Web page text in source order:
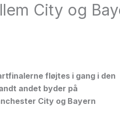
City og
fløjtes i gang i den
andet byder på
City og Bayern